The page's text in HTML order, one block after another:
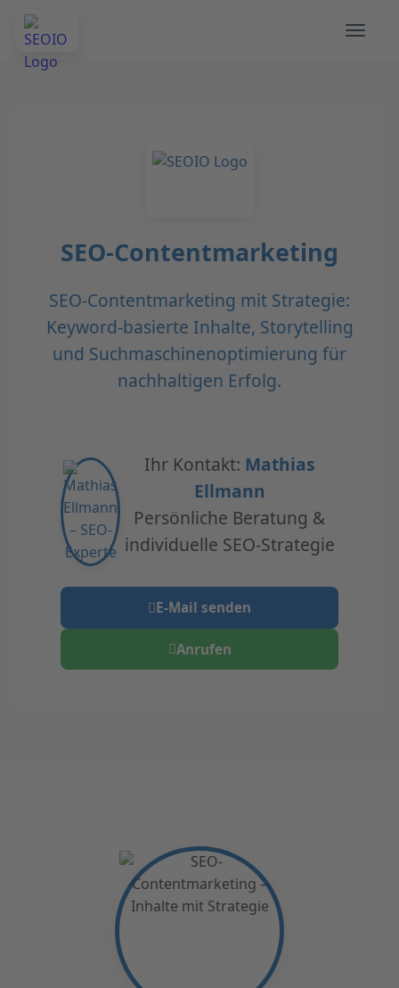
SEO-Contentmarketing
SEO-Contentmarketing mit Strategie:
Keyword-basierte Inhalte, Storytelling
und Suchmaschinenoptimierung für
nachhaltigen Erfolg.
Ihr Kontakt: Mathias
Ellmann
Persönliche Beratung &
individuelle SEO-Strategie
E-Mail senden
Anrufen